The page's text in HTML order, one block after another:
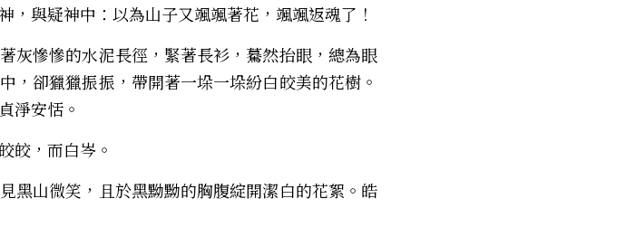
慘慘的水泥長徑，緊著長衫，驀然抬眼，總為眼
，卻獵獵振振，帶開著一垛一垛紛白皎美的花樹。
淨安恬。
，而白岑。
山微笑，且於黑黝黝的胸腹綻開潔白的花絮。皓